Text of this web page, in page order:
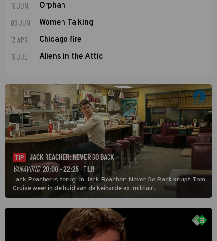
19 JUN Orphan
08 JUN Women Talking
13 APR Chicago fire
19 JUL Aliens in the Attic
TIP
JACK REACHER: NEVER GO BACK
VANAVOND 20:00 - 22:25 · FILM
Jack Reacher is terug! In Jack Reacher: Never Go Back kruipt Tom
Cruise weer in de huid van de keiharde ex-militair.